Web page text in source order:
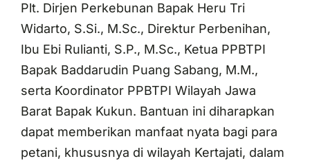
Plt. Dirjen Perkebunan Bapak Heru Tri
Widarto, S.Si., M.Sc., Direktur Perbenihan,
Ibu Ebi Rulianti, S.P., M.Sc., Ketua PPBTPI
Bapak Baddarudin Puang Sabang, M.M.,
serta Koordinator PPBTPI Wilayah Jawa
Barat Bapak Kukun. Bantuan ini diharapkan
dapat memberikan manfaat nyata bagi para
petani, khususnya di wilayah Kertajati, dalam